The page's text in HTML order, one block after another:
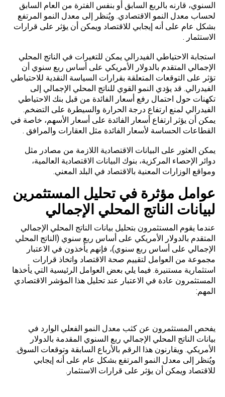
السنوي، قارنه بالربع السابق أو بنفس الفترة من العام السابق
لحساب معدل النمو الاقتصادي. ويُنظر إلى معدل النمو المرتفع
بشكل عام على أنه إيجابي للاقتصاد ويمكن أن يؤثر على قرارات
الاستثمار .
استجابة الاحتياطي الفيدرالي يمكن للتغيرات في الناتج المحلي
الإجمالي المتقدم بالدولار الأمريكي على أساس ربع سنوي أن
تؤثر على التوقعات المتعلقة بقرارات السياسة النقدية للاحتياطي
الفيدرالي. قد يؤدي النمو القوي للناتج المحلي الإجمالي إلى
تكهنات حول احتمال رفع أسعار الفائدة من قبل بنك الاحتياطي
الفيدرالي لمنع ارتفاع درجة الحرارة والسيطرة على التضخم.
يمكن أن يؤثر ارتفاع أسعار الفائدة على أسعار الأسهم، خاصة في
القطاعات الحساسة لأسعار الفائدة مثل العقارات والمرافق .
يمكن العثور على البيانات الاقتصادية اللازمة من مصادر مثل
دوائر الإحصاء المركزية، بنوك البيانات الاقتصادية العالمية،
ومواقع الوزارات المعنية بالاقتصاد في البلد المعني.
عوامل مؤثرة في تحليل المستثمرين
لبيانات الناتج المحلي الإجمالي
عندما يقوم المستثمرون بتحليل بيانات الناتج المحلي الإجمالي
المتقدم بالدولار الأمريكي على أساس ربع سنوي (الناتج المحلي
الإجمالي على أساس ربع سنوي)، فإنهم يأخذون في الاعتبار
مجموعة من العوامل لتقييم صحة الاقتصاد واتخاذ قرارات
استثمارية مستنيرة. فيما يلي بعض العوامل الرئيسية التي يأخذها
المستثمرون عادة في الاعتبار عند تحليل هذا المؤشر الاقتصادي
المهم:
يفحص المستثمرون عن كثب معدل النمو الفعلي الوارد في
بيانات الناتج المحلي الإجمالي ربع السنوي المقدمة بالدولار
الأمريكي. ويقارنون هذا الرقم بالأرباع السابقة وتوقعات السوق.
ويُنظر إلى معدل النمو المرتفع بشكل عام على أنه إيجابي
للاقتصاد ويمكن أن يؤثر على قرارات الاستثمار.